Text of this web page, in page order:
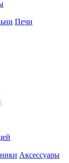
Печи
Аксессуары